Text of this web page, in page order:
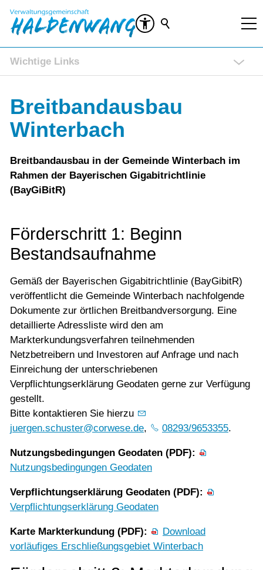
Wichtige Links
Ratsinformationssystem (RIS)
Veranstaltungen
Kontakt
Breitbandausbau
Winterbach
Breitbandausbau in der Gemeinde Winterbach im
Rahmen der Bayerischen Gigabitrichtlinie
(BayGiBitR)
Förderschritt 1: Beginn
Bestandsaufnahme
Gemäß der Bayerischen Gigabitrichtlinie (BayGibitR)
veröffentlicht die Gemeinde Winterbach nachfolgende
Dokumente zur örtlichen Breitbandversorgung. Eine
detaillierte Adressliste wird den am
Markterkundungsverfahren teilnehmenden
Netzbetreibern und Investoren auf Anfrage und nach
Einreichung der unterschriebenen
Verpflichtungserklärung Geodaten gerne zur Verfügung
gestellt.
Bitte kontaktieren Sie hierzu
juergen.schuster@corwese.de, 08293/9653355.
Nutzungsbedingungen Geodaten (PDF):
Nutzungsbedingungen Geodaten
Verpflichtungserklärung Geodaten (PDF):
Verpflichtungserklärung Geodaten
Karte Markterkundung (PDF):
Download
vorläufiges Erschließungsgebiet Winterbach